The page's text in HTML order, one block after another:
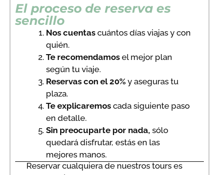
El proceso de reserva es
sencillo
Nos cuentas cuántos días viajas y con
quién.
Te recomendamos el mejor plan
según tu viaje.
Reservas con el 20% y aseguras tu
plaza.
Te explicaremos cada siguiente paso
en detalle.
Sin preocuparte por nada, sólo
quedará disfrutar, estás en las
mejores manos.
Reservar cualquiera de nuestros tours es